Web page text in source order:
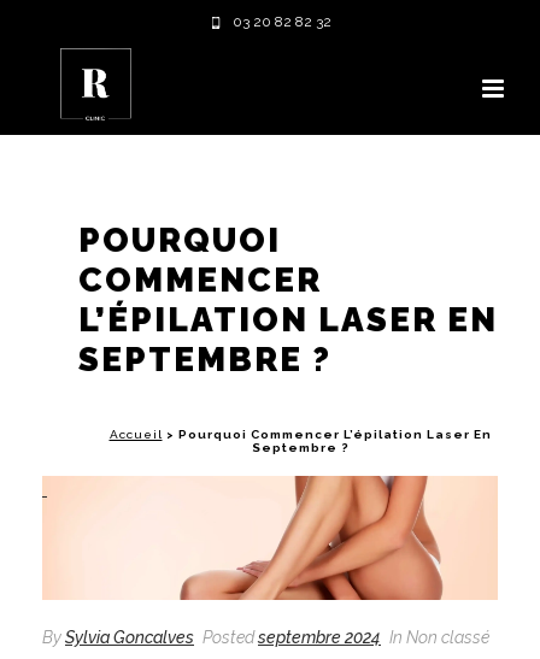
03 20 82 82 32
POURQUOI
COMMENCER
L’ÉPILATION LASER EN
SEPTEMBRE ?
Accueil > Pourquoi Commencer L’épilation Laser En
Septembre ?
BySylvia Goncalves Postedseptembre 2024 In Non classé